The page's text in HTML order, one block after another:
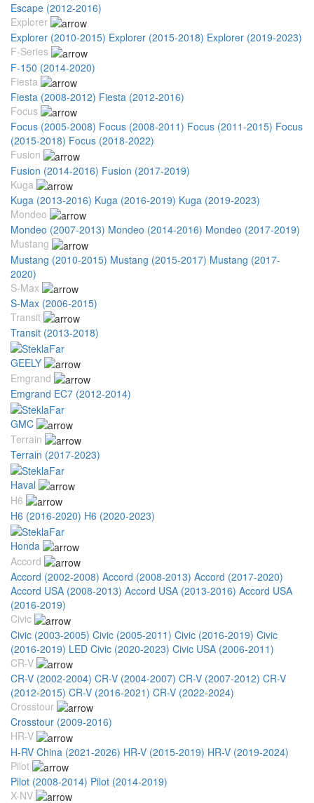
Escape (2012-2016)
Explorer
Explorer (2010-2015) Explorer (2015-2018) Explorer (2019-2023)
F-Series
F-150 (2014-2020)
Fiesta
Fiesta (2008-2012) Fiesta (2012-2016)
Focus
Focus (2005-2008) Focus (2008-2011) Focus (2011-2015) Focus
(2015-2018) Focus (2018-2022)
Fusion
Fusion (2014-2016) Fusion (2017-2019)
Kuga
Kuga (2013-2016) Kuga (2016-2019) Kuga (2019-2023)
Mondeo
Mondeo (2007-2013) Mondeo (2014-2016) Mondeo (2017-2019)
Mustang
Mustang (2010-2015) Mustang (2015-2017) Mustang (2017-
2020)
S-Max
S-Max (2006-2015)
Transit
Transit (2013-2018)
GEELY
Emgrand
Emgrand EC7 (2012-2014)
GMC
Terrain
Terrain (2017-2023)
Haval
H6
H6 (2016-2020) H6 (2020-2023)
Honda
Accord
Accord (2002-2008) Accord (2008-2013) Accord (2017-2020)
Accord USA (2008-2013) Accord USA (2013-2016) Accord USA
(2016-2019)
Civic
Civic (2003-2005) Civic (2005-2011) Civic (2016-2019) Civic
(2016-2019) LED Civic (2020-2023) Civic USA (2006-2011)
CR-V
CR-V (2002-2004) CR-V (2004-2007) CR-V (2007-2012) CR-V
(2012-2015) CR-V (2016-2021) CR-V (2022-2024)
Crosstour
Crosstour (2009-2016)
HR-V
H-RV China (2021-2026) HR-V (2015-2019) HR-V (2019-2024)
Pilot
Pilot (2008-2014) Pilot (2014-2019)
X-NV